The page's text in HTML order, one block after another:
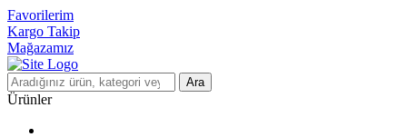
Favorilerim
Kargo Takip
Mağazamız
Ara
Ürünler